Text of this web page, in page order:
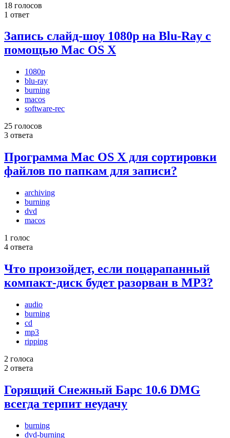
18 голосов
1 ответ
Запись слайд-шоу 1080p на Blu-Ray с
помощью Mac OS X
1080p
blu-ray
burning
macos
software-rec
25 голосов
3 ответа
Программа Mac OS X для сортировки
файлов по папкам для записи?
archiving
burning
dvd
macos
1 голос
4 ответа
Что произойдет, если поцарапанный
компакт-диск будет разорван в MP3?
audio
burning
cd
mp3
ripping
2 голоса
2 ответа
Горящий Снежный Барс 10.6 DMG
всегда терпит неудачу
burning
dvd-burning